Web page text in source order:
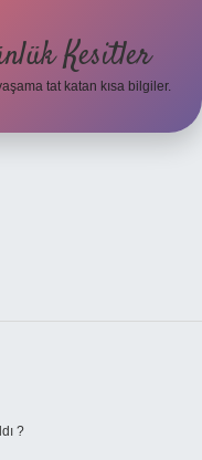
Kesitler
tat katan kısa bilgiler.
?